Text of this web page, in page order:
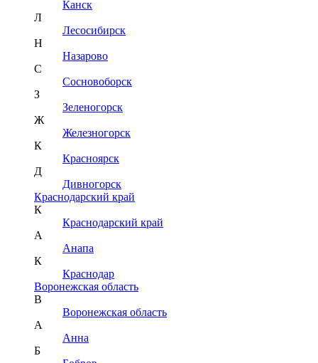
Канск
Л
Лесосибирск
Н
Назарово
С
Сосновоборск
З
Зеленогорск
Ж
Железногорск
К
Красноярск
Д
Дивногорск
Краснодарский край
К
Краснодарский край
А
Анапа
К
Краснодар
Воронежская область
В
Воронежская область
А
Анна
Б